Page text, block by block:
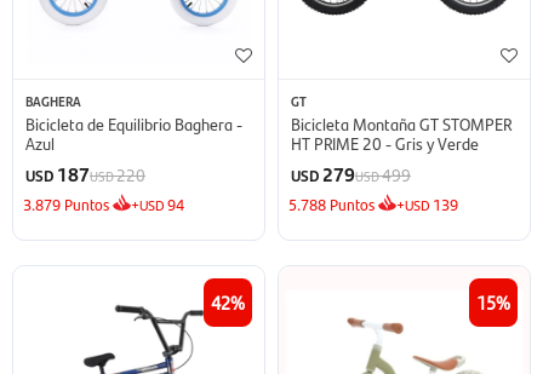
BAGHERA
Bicicleta de Equilibrio Baghera -
Azul
USD 187USD220
3.879 Puntos +USD94
GT
Bicicleta Montaña GT STOMPER
HT PRIME 20 - Gris y Verde
USD 279USD499
5.788 Puntos +USD 139
42 15